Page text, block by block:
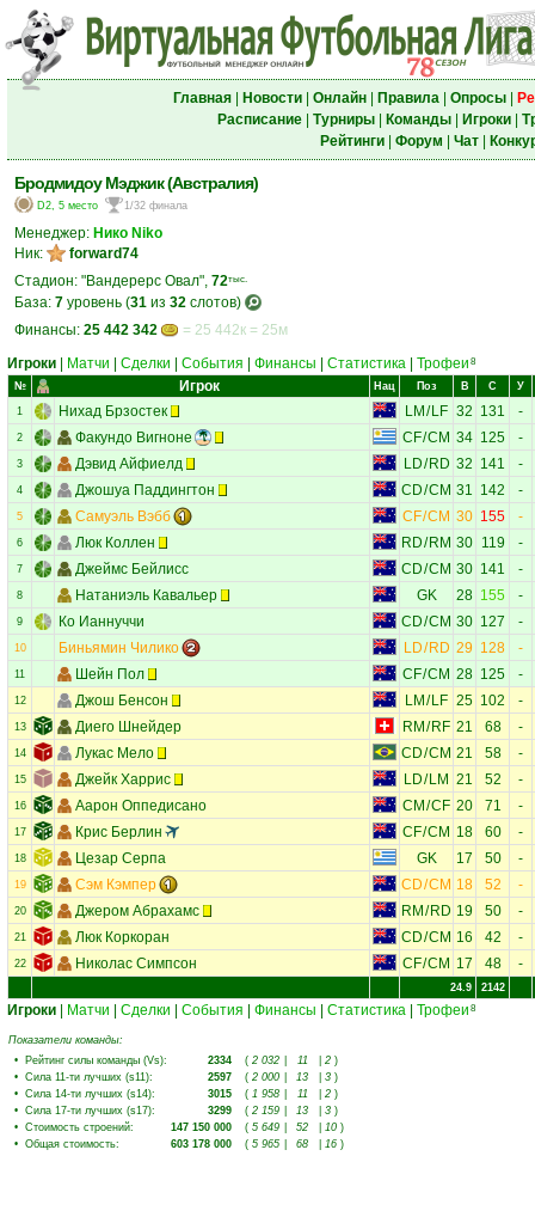
Главная| Новости| Онлайн| Правила| Опросы|
Расписание| Турниры| Команды| Игроки|
Рейтинги| Форум Чат|
Бродмидоу Мэджик (Австралия)
D2, 5 место 1/32 финала
Менеджер: Нико Niko
Ник:
forward74
Стадион: "Вандерерс Овал", 72тыс.
База: 7 уровень (31 из 32 слотов)
Финансы: 25 442 342
= 25 442к = 25м
Игроки
Матчи Сделки События Финансы Статистика Трофеи 8
№ Игрок Нац Поз В С У
1 Нихад Брзостек LM / LF 32 131 -
2 Факундо Вигноне CF/CM 34 125 -
3 Дэвид Айфиелд LD/RD 32 141 -
4 Джошуа Паддингтон CD/CM 31 142 -
5 Самуэль Вэбб CF/CM 30 155 -
6 Люк Коллен RD/ RM 30 119 -
7 Джеймс Бейлисс CD/CM 30 141 -
8 Натаниэль Кавальер GK 28 155 -
9 Ко Ианнуччи CD/CM 30 127 -
10 Биньямин Чилико LD/RD 29 128 -
11 Шейн Пол CF/CM 28 125 -
12 Джош Бенсон LM / LF 25 102 -
13 Диего Шнейдер RM / RF 21 68 -
14 Лукас Мело CD/CM 21 58 -
15 Джейк Харрис LD/ LM 21 52 -
16 Аарон Оппедисано CM /CF 20 71 -
17 Крис Берлин CF/CM 18 60 -
18 Цезар Серпа GK 17 50 -
19 Сэм Кэмпер CD/CM 18 52 -
20 Джером Абрахамс RM / RD 19 50 -
21 Люк Коркоран CD/CM 16 42 -
22 Николас Симпсон CF/CM 17 48 -
24.9 2142
Игроки Матчи Сделки События Финансы Статистика Трофеи 8
Показатели команды:
• Рейтинг силы команды (Vs): 2334 ( 2 032 11 2 )
• Сила 11-ти лучших (s11): 2597 ( 2 000 13 3 )
• Сила 14-ти лучших (s14): 3015 ( 1 958 11 2 )
• Сила 17-ти лучших (s17): 3299 ( 2 159 13 3 )
• Стоимость строений: 147 150 000 ( 5 649 52 10 )
• Общая стоимость: 603 178 000 ( 5 965 68 16 )